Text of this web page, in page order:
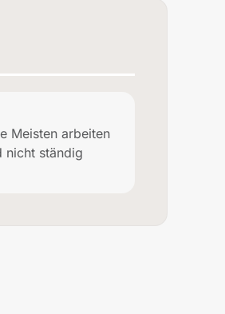
Meisten arbeiten
nicht ständig